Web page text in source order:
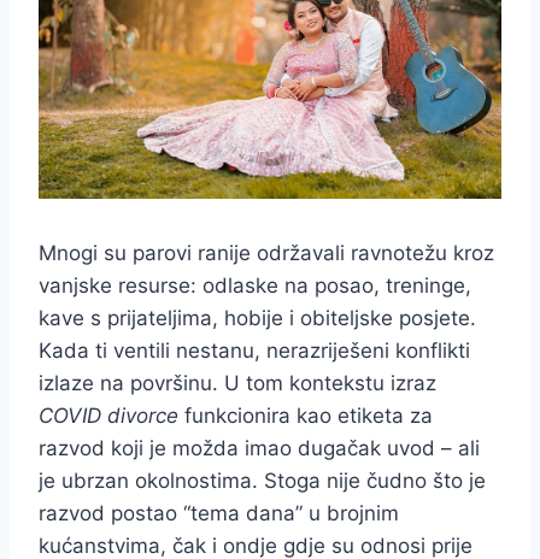
Mnogi su parovi ranije održavali ravnotežu kroz
vanjske resurse: odlaske na posao, treninge,
kave s prijateljima, hobije i obiteljske posjete.
Kada ti ventili nestanu, nerazriješeni konflikti
izlaze na površinu. U tom kontekstu izraz
COVID divorce funkcionira kao etiketa za
razvod koji je možda imao dugačak uvod – ali
je ubrzan okolnostima. Stoga nije čudno što je
razvod postao “tema dana” u brojnim
kućanstvima, čak i ondje gdje su odnosi prije